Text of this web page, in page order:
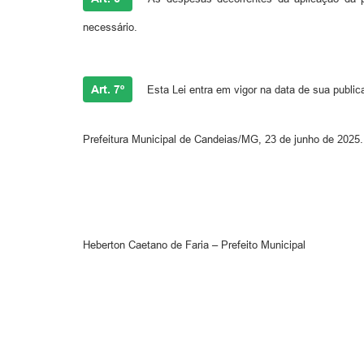
necessário.
Art. 7º Esta Lei entra em vigor na data de sua
Prefeitura Municipal de Candeias/MG, 23 de junho de 2025.
Heberton Caetano de Faria – Prefeito Municipal